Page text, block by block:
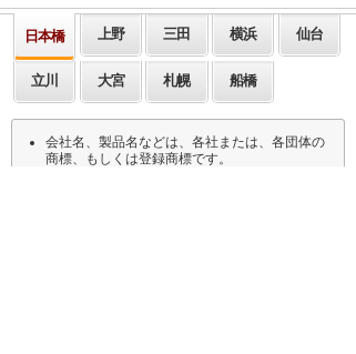
日本橋 上野 三田 横浜 仙台
立川 大宮 札幌 船橋
会社名、製品名などは、各社または、各団体の
商標、もしくは登録商標です。